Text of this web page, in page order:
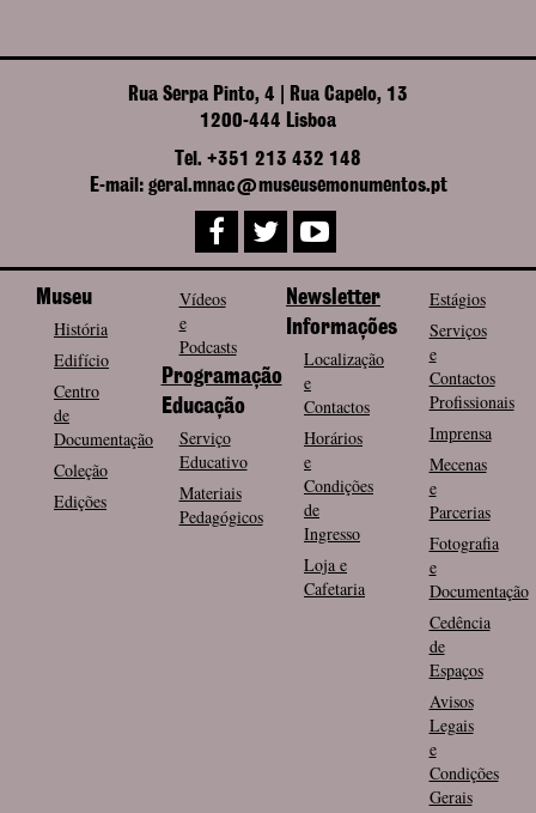
Rua Serpa Pinto, 4 | Rua Capelo, 13
1200-444 Lisboa
Tel. +351 213 432 148
E-mail: geral.mnac@museusemonumentos.pt
Museu
História
Edifício
Centro
de
Documentação
Coleção
Edições
Vídeos
e
Podcasts
Programação
Educação
Serviço
Educativo
Materiais
Pedagógicos
Newsletter
Informações
Localização
e
Contactos
Horários
e
Condições
de
Ingresso
Loja e
Cafetaria
Estágios
Serviços
e
Contactos
Profissionais
Imprensa
Mecenas
e
Parcerias
Fotografia
e
Documentação
Cedência
de
Espaços
Avisos
Legais
e
Condições
Gerais